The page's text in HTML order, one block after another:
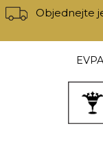
Objednejte